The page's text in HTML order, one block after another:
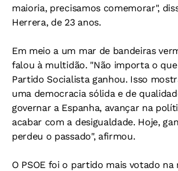
maioria, precisamos comemorar",
Herrera, de 23 anos.
Em meio a um mar de bandeiras
falou à multidão. "Não importa o
Partido Socialista ganhou. Isso
uma democracia sólida e de
governar a Espanha, avançar na
acabar com a desigualdade. Hoje,
perdeu o passado", afirmou.
O PSOE foi o partido mais votado na